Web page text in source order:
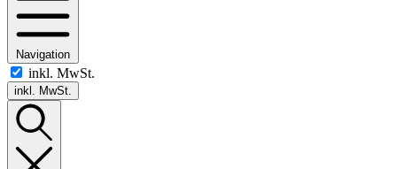
Navigation
inkl. MwSt.
inkl. MwSt.